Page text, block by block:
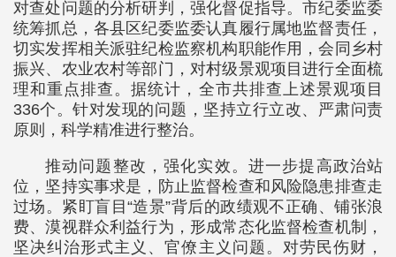
对查处问题的分析研判，强化督促指导。市纪委监委
统筹抓总，各县区纪委监委认真履行属地监督责任，
切实发挥相关派驻纪检监察机构职能作用，会同乡村
振兴、农业农村等部门，对村级景观项目进行全面梳
理和重点排查。据统计，全市共排查上述景观项目
336个。针对发现的问题，坚持立行立改、严肃问责
原则，科学精准进行整治。
推动问题整改，强化实效。进一步提高政治站
位，坚持实事求是，防止监督检查和风险隐患排查走
过场。紧盯盲目“造景”背后的政绩观不正确、铺张浪
费、漠视群众利益行为，形成常态化监督检查机制，
坚决纠治形式主义、官僚主义问题。对劳民伤财，